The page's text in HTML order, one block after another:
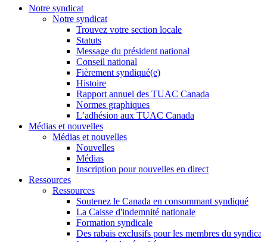
Notre syndicat
Notre syndicat
Trouvez votre section locale
Statuts
Message du président national
Conseil national
Fièrement syndiqué(e)
Histoire
Rapport annuel des TUAC Canada
Normes graphiques
L’adhésion aux TUAC Canada
Médias et nouvelles
Médias et nouvelles
Nouvelles
Médias
Inscription pour nouvelles en direct
Ressources
Ressources
Soutenez le Canada en consommant syndiqué
La Caisse d'indemnité nationale
Formation syndicale
Des rabais exclusifs pour les membres du